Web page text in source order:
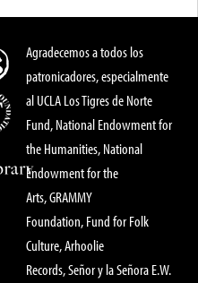
Agradecemos a todos los
patronicadores, especialmente
al UCLA Los Tigres de Norte
Fund, National Endowment for
the Humanities, National
Endowment for the
Arts, GRAMMY
Foundation, Fund for Folk
Culture, Arhoolie
Records, Señor y la Señora E.W.